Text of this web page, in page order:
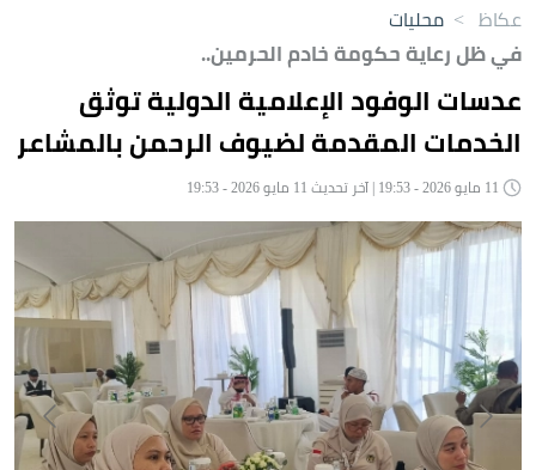
عكاظ > محليات
في ظل رعاية حكومة خادم الحرمين..
عدسات الوفود الإعلامية الدولية توثق
الخدمات المقدمة لضيوف الرحمن بالمشاعر